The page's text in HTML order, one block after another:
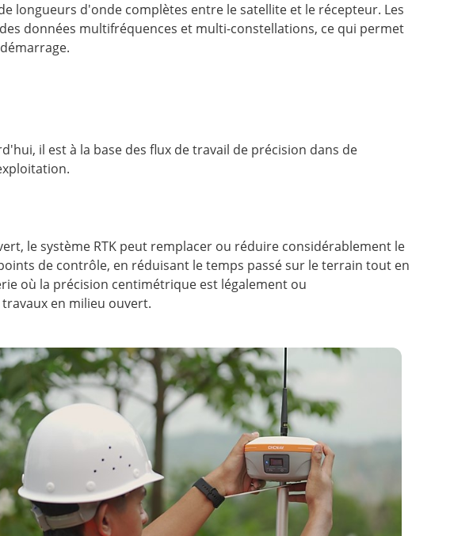
longueurs d'onde complètes entre le satellite et le récepteur. Les
données multifréquences et multi-constellations, ce qui permet
il est à la base des flux de travail de précision dans de
le système RTK peut remplacer ou réduire considérablement le
de contrôle, en réduisant le temps passé sur le terrain tout en
où la précision centimétrique est légalement ou
en milieu ouvert.